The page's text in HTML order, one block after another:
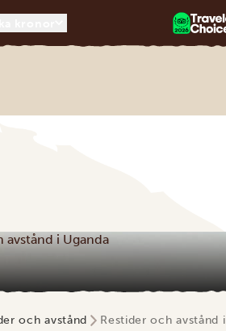
avstånd i Uganda
och avstånd Restider och avstånd